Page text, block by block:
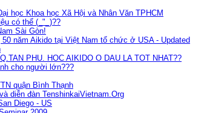
học Khoa học Xã Hội và Nhân Văn TPHCM
có thể (_"_)??
Sài Gòn!
năm Aikido tại Việt Nam tổ chức ở USA - Updated
PHU. HOC AIKIDO O DAU LA TOT NHAT??
cho người lớn???
quận Bình Thạnh
diễn đàn TenshinkaiVietnam.Org
Diego - US